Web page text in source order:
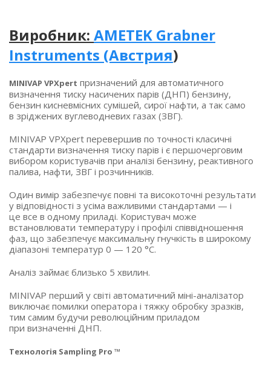
Виробник: AMETEK Grabner
Instruments (Австрия)
MINIVAP VPXpert призначений для автоматичного
визначення тиску насичених парів (ДНП) бензину,
бензин кисневмісних сумішей, сирої нафти, а так само
в зріджених вуглеводневих газах (ЗВГ).
MINIVAP VPXpert перевершив по точності класичні
стандарти визначення тиску парів і є першочерговим
вибором користувачів при аналізі бензину, реактивного
палива, нафти, ЗВГ і розчинників.
Один вимір забезпечує повні та високоточні результати
у відповідності з усіма важливими стандартами — і
це все в одному приладі. Користувач може
встановлювати температуру і профілі співвідношення
фаз, що забезпечує максимальну гнучкість в широкому
діапазоні температур 0 — 120 °C.
Аналіз займає близько 5 хвилин.
MINIVAP перший у світі автоматичний міні-аналізатор
виключає помилки оператора і тяжку обробку зразків,
тим самим будучи революційним приладом
при визначенні ДНП.
Технологія Sampling Pro ™